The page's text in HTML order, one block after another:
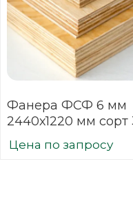
Фанера ФСФ 6 мм
2440х1220 мм сорт
нешлифованная
хвойная
Цена по запросу